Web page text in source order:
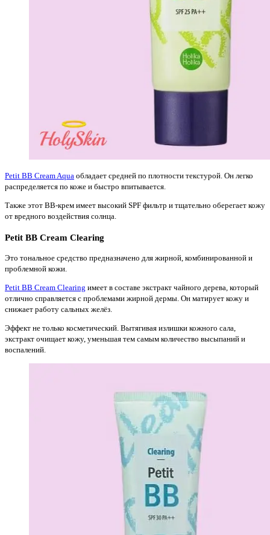
Petit BB Cream Aqua обладает средней по плотности текстурой. Он легко
распределяется по коже и быстро впитывается.
Также этот ВВ-крем имеет высокий SPF фильтр и тщательно оберегает кожу
от вредного воздействия солнца.
Petit BB Cream Clearing
Это тональное средство предназначено для жирной, комбинированной и
проблемной кожи.
Petit BB Cream Clearing имеет в составе экстракт чайного дерева, который
отлично справляется с проблемами жирной дермы. Он матирует кожу и
снижает работу сальных желёз.
Эффект не только косметический. Вытягивая излишки кожного сала,
экстракт очищает кожу, уменьшая тем самым количество высыпаний и
воспалений.